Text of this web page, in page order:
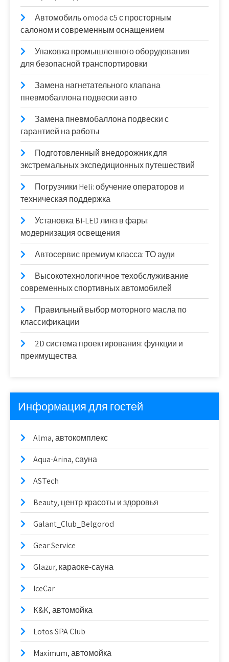
Автомобиль omoda с5 с просторным
салоном и современным оснащением
Упаковка промышленного оборудования
для безопасной транспортировки
Замена нагнетательного клапана
пневмобаллона подвески авто
Замена пневмобаллона подвески с
гарантией на работы
Подготовленный внедорожник для
экстремальных экспедиционных путешествий
Погрузчики Heli: обучение операторов и
техническая поддержка
Установка Bi‑LED линз в фары:
модернизация освещения
Автосервис премиум класса: ТО ауди
Высокотехнологичное техобслуживание
современных спортивных автомобилей
Правильный выбор моторного масла по
классификации
2D система проектирования: функции и
преимущества
Информация для гостей
Alma, автокомплекс
Aqua-Arina, сауна
ASTech
Beauty, центр красоты и здоровья
Galant_Club_Belgorod
Gear Service
Glazur, караоке-сауна
IceCar
K&K, автомойка
Lotos SPA Club
Maximum, автомойка